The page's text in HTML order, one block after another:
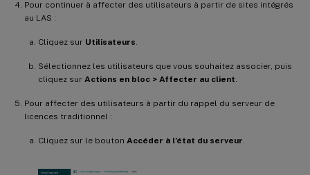
Pour continuer à affecter des utilisateurs à partir de sites intégrés
au LAS :
Cliquez sur Utilisateurs.
Sélectionnez les utilisateurs que vous souhaitez associer, puis
cliquez sur Actions en bloc > Affecter au client.
Pour affecter des utilisateurs à partir du rappel du serveur de
licences traditionnel :
Cliquez sur le bouton Accéder à l’état du serveur.